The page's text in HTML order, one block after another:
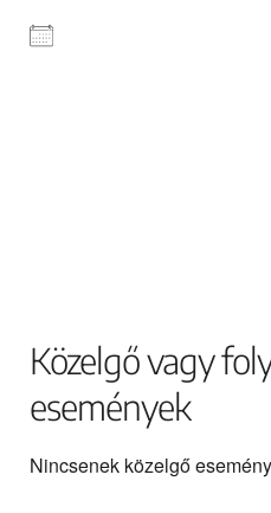
Közelgő vagy
események
Nincsenek közelgő